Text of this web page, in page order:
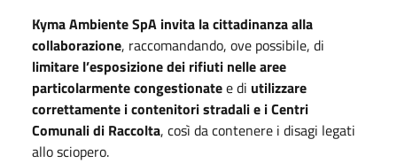
Kyma Ambiente SpA invita la cittadinanza alla
collaborazione, raccomandando, ove possibile, di
limitare l’esposizione dei rifiuti nelle aree
particolarmente congestionatee di utilizzare
correttamente i contenitori stradali e i Centri
Comunali di Raccolta, così da contenere i disagi legati
allo sciopero.